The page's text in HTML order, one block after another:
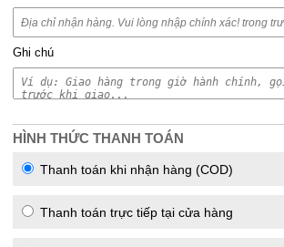
Ghi chú
HÌNH THỨC THANH TOÁN
Thanh toán khi nhận hàng (COD)
Thanh toán trực tiếp tại cửa hàng